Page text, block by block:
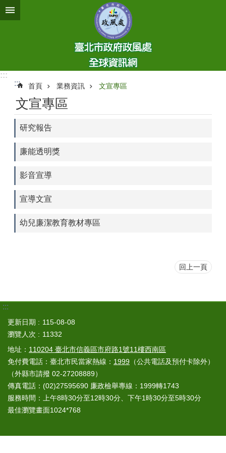
跳到主要內容區塊
:::
:::
首頁 業務資訊 文宣專區
文宣專區
研究報告
廉能透明獎
影音宣導
宣導文宣
幼兒廉潔教育教材專區
回上一頁
:::
更新日期
115-08-08
瀏覽人次
11332
地址： 110204 臺北市信義區市府路1號11樓西南區
免付費電話：臺北市民當家熱線： 1999 （公共電話及預付卡除外）
（外縣市請撥 02-27208889）
傳真電話：(02)27595690 廉政檢舉專線：1999轉1743
服務時間：上午8時30分至12時30分、下午1時30分至5時30分
最佳瀏覽畫面1024*768